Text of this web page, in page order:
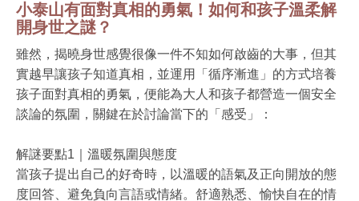
小泰山有面對真相的勇氣！如何和孩子溫柔解
開身世之謎？
雖然，揭曉身世感覺很像一件不知如何啟齒的大事，但其
實越早讓孩子知道真相，並運用「循序漸進」的方式培養
孩子面對真相的勇氣，便能為大人和孩子都營造一個安全
談論的氛圍，關鍵在於討論當下的「感受」：
解謎要點1 ｜溫暖氛圍與態度
當孩子提出自己的好奇時，以溫暖的語氣及正向開放的態
度回答、避免負向言語或情緒。舒適熟悉、愉快自在的情